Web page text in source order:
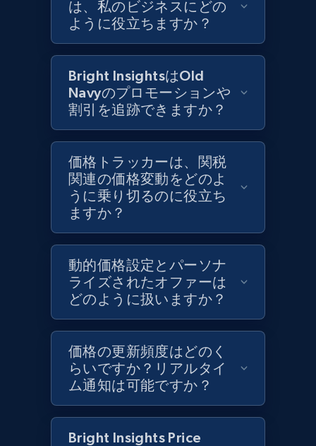
Target - Gather data on products using
specified keywords
and more.
1.3K+ 175+ 今すぐ始める
Target - Discover products by category url
URL, Product id, Title, Product description,
Rating, Reviews count, Initial price, Discount,
and more.
1.3K+ 175+ 今すぐ始める
Target - Discover products by specified
URL, Product id, Title, Product description,
Rating, Reviews count, Initial price, Discount,
and more.
は、私のビジネスにどの
ように役立ちますか？
Bright InsightsはOld
Navyのプロモーションや
割引を追跡できますか？
価格トラッカーは、関税
関連の価格変動をどのよ
うに乗り切るのに役立ち
ますか？
動的価格設定とパーソナ
ライズされたオファーは
どのように扱いますか？
価格の更新頻度はどのく
らいですか？リアルタイ
ム通知は可能ですか？
Bright Insights Price